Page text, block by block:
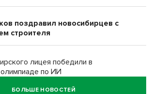
поздравил новосибирцев с
строителя
лицея победили в
по ИИ
БОЛЬШЕ НОВОСТЕЙ